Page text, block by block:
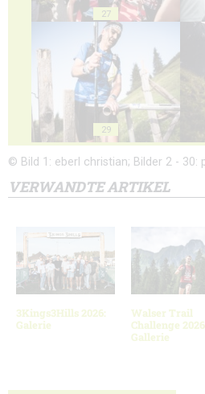
27
29
© Bild 1: eberl christian; Bilder 2 - 30:
VERWANDTE ARTIKEL
3Kings3Hills 2026:
Galerie
Walser Trail
Challenge 2026
Gallerie